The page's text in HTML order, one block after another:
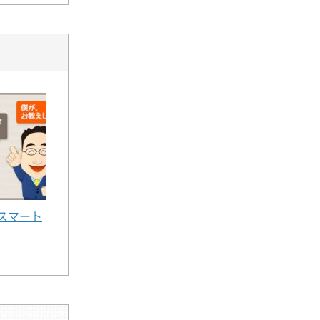
「図
、図形
移動す
マート